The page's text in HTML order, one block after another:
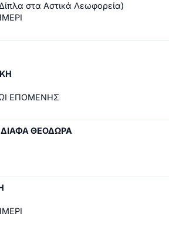
στα Αστικά Λεωφορεία)
ΕΠΟΜΕΝΗΣ
ΘΕΟΔΩΡΑ